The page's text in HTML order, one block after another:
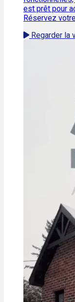
est prêt pour
Réservez
Regarder la